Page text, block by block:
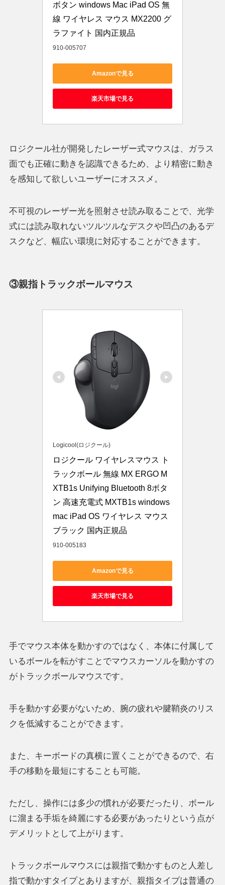
ボタン windows Mac iPad OS 無
線 ワイヤレス マウス MX2200 グ
ラファイト 国内正規品
910-005707
Amazonで見る
楽天市場で見る
ロジクール社が開発したレーザー式マウスは、ガラス
面でも正確に動きを認識できるため、より精密に動き
を感知して欲しいユーザーにオススメ。
不可視のレーザー光を照射させ読み取ることで、光学
式には読み取れないツルツルなデスクや凹凸のあるデ
スクなど、幅広い環境に対応することができます。
③親指トラックボールマウス
Logicool(ロジクール)
ロジクール ワイヤレスマウス ト
ラックボール 無線 MX ERGO M
XTB1s Unifying Bluetooth 8ボタ
ン 高速充電式 MXTB1s windows
mac iPad OS ワイヤレス マウス
ブラック 国内正規品
910-005183
Amazonで見る
楽天市場で見る
手でマウス本体を動かすのではなく、本体に付属して
いるボールを転がすことでマウスカーソルを動かすの
がトラックボールマウスです。
手を動かす必要がないため、腕の疲れや腱鞘炎のリス
クを低減することができます。
また、キーボードの真横に置くことができるので、右
手の移動を最短にすることも可能。
ただし、操作には多少の慣れが必要だったり、ボール
に溜まる手垢を綺麗にする必要があったりという点が
デメリットとして上がります。
トラックボールマウスには親指で動かすものと人差し
指で動かすタイプとありますが、親指タイプは普通の